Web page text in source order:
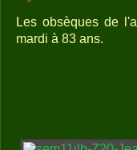
Les obsèques de
mardi à 83 ans.